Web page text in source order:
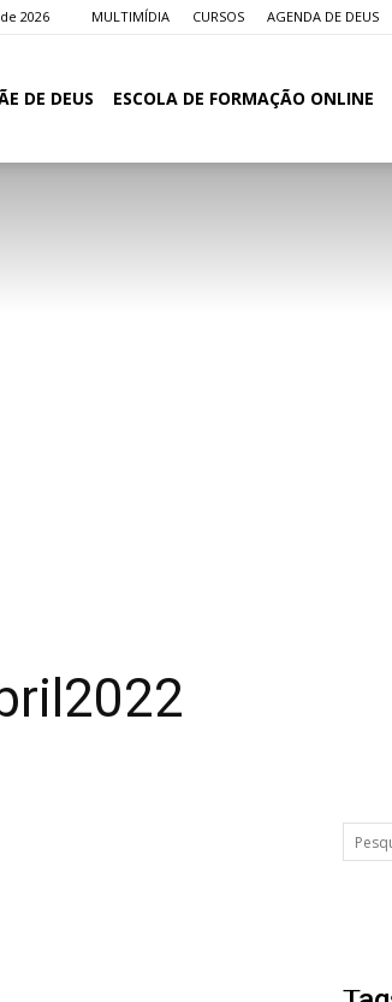
2026 MULTIMÍDIA CURSOS AGENDA DE DEUS
DE DEUS ESCOLA DE FORMAÇÃO ONLINE